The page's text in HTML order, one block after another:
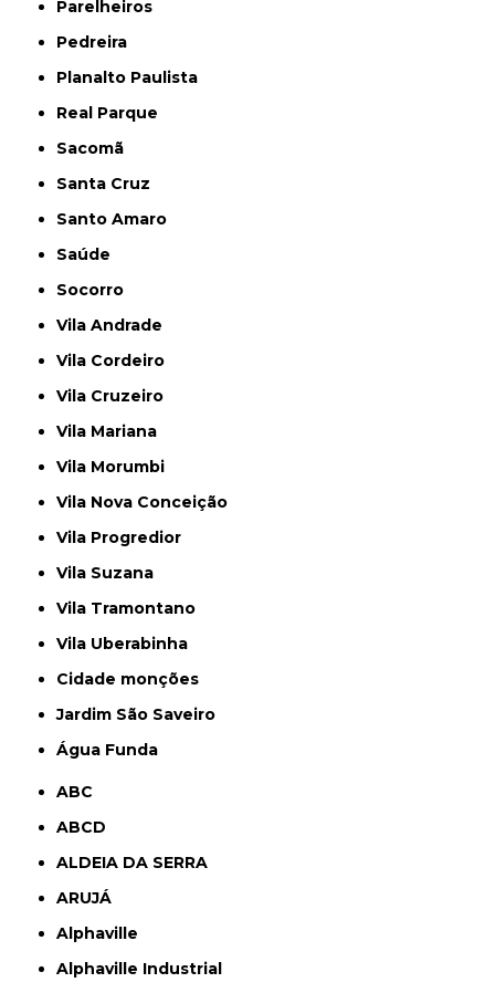
Parelheiros
Pedreira
Planalto Paulista
Real Parque
Sacomã
Santa Cruz
Santo Amaro
Saúde
Socorro
Vila Andrade
Vila Cordeiro
Vila Cruzeiro
Vila Mariana
Vila Morumbi
Vila Nova Conceição
Vila Progredior
Vila Suzana
Vila Tramontano
Vila Uberabinha
cidade monções
jardim São Saveiro
Água Funda
ABC
ABCD
ALDEIA DA SERRA
ARUJÁ
Alphaville
Alphaville Industrial